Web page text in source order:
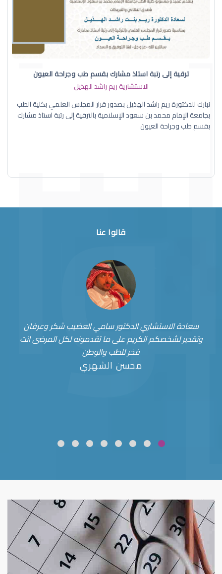
ترقية إلى رتبة استاذ مشارك بقسم طب وجراحة العيون
الاستشارية ريم راشد الهذيل
نبارك للدكتورة ريم راشد الهذيل بصدور قرار المجلس العلمي بكلية الطب
بجامعة الإمام محمد بن سعود الإسلامية بالترقية إلى رتبة استاذ مشارك
بقسم طب وجراحة العيون
قالوا عنا
سعادة الاستشاري الدكتور سامي العضيب شكر وعرفان
وتقدير لشخصكم الكريم على ما تقدمونه لكل المرضى انت
فخر للطب والوطن
محسن الشهري
قلوبال لرعاية العين ضعف نظر